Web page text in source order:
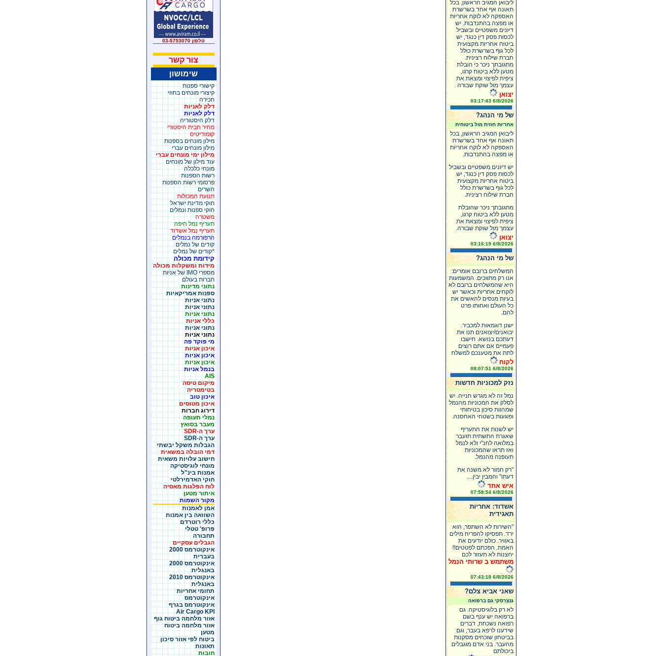
ליבואן המגיב הראשון, בכל
תאונה אף אחד בשרשרת
האספקה לא לוקח אחריות
או מפצה בהתנדבות. יש
דיונים משפטיים ובשביל
לכסות פסק דין כנגד, יש
ביטוח אחריות מקצועית
לכל גוף בשרשרת כולל
חברת שילוח רצינית.
מתגובתך ניכר כי הובלת
מטען ללא ביטוח קרגו,
ציפית לפיצוי ומצאת את
עצמך מול שוקת שבורה .
יצואן
6/8/2026 03:17:43
של מי הנהג?
אחריות חוזית מול ביטוחית
ליבואן המגיב הראשון, בכל
תאונה אף אחד בשרשרת
האספקה לא לוקח אחריות
או מפצה בהתנדבות.
יש דיונים משפטיים ובשביל
לכסות פסק דין כנגד, יש
ביטוח אחריות מקצועית
לכל גוף בשרשרת כולל
חברת שילוח רצינית.
מתגובתך ניכר שהובלת
מטען ללא ביטוח קרגו,
ציפית לפיצוי ומצאת את
עצמך מול שוקת שבורה.
יצואן
6/8/2026 03:16:19
של מי הנהג?
המשלחים ברובם אומרים:
אנו רק מתווכים. המשמעות
היא שהמשלחים ברובם לא
לוקחים אחריות וכאשר יש
בעיות מנסים להאשים את
כל העולם ואחותו פרט
להם.
ישנן דוגמאות למכביר.
יבואנים/יצואנים תנו את
דעתכם בנושא. חישבו
פעמיים אם אתם רוצים
לתת את מטענכם למשלח
לקוח
6/8/2026 08:07:51
נזק למכוניות חדשות
נמל זה לא מגרש חנייה. יש
לסלק את המכוניות מהנמל
שמהוות סיכון בטיחותי
ופוגעות בשטחי האחסנה.
יש לשנות את התעריף
שאגרת התשתית תועבר
במלואה לחנ"י ולא לנמל
ואז תראו שהמכוניות
תעופנה מהנמל.
"רק חמור לא משנה את
דעתו" והמבין יבין....
איש אחד
6/8/2026 07:58:54
אשדוד: אחריות
תאגידית
"השירות לא השתפר, הוא
ירד. תפסיקו להפריח מילים
באוויר. כולם יודעים את
האמת. הפכתם לפטטים!!
יחצנות לא תעזור לכם
משתמש ב שרותי הנמל
6/8/2026 07:43:18
שאני אביא צלם?
גנצרסקי גם ברפואה
לא רק בלוגיסטיקה. גם
ברפואה יש ענף בשם
רפואה נשכחת, דברים
שידענו לרפא בעבר, וגם
בביטחון שוכחים מסקנות
מהעבר. בני אדם מוגבלים
ביכולתם
טלפון 03-5753070
צור קשר
שימושון
קישורי ספנות
קיצורי מונחים בחוזי
חכירה
דלק לאניות
דלק לאניות
דלק היסטוריה
מחיר חבית היסטורי
קומודיטיס
מילון מונחים בספנות
מילון מונחים עברי
מילון ימי מונחים עברי
עוד מילון של מונחים
מונחי כלכלה
רשות הספנות
פרסומי רשות הספנות
השרים
תנועת המכולות
חוקי מדינת ישראל
חוקי ספנות ונמלים
משטרה
תעריף נמל חיפה
תעריף נמל אשדוד
הרפורמה בנמלים
קודים של נמלים
*קודים של נמלים
קידומת מכולה
מידות ומשקלות מכולה
מספרי IMO של אניות
חברות בעולם
נתוני מדינות
ספנות אמריקאיות
נתוני אניות
נתוני אניות
נתוני אניות
כללי אניות
נתוני אניות
נתוני אניות
מי פוקד פה
איכון אניות
איכון אניות
איכון אניות
בנמל אניות
AIS
מיקום טיסה
בטימטריה
איכון טוב
איכון מטוסים
דירוג חברות
נמלי תעופה
מעבר בסואץ
ערך ה-SDR
ערך ה-SDR
הגבלות משקל יבשתי
דמי הובלה במשאית
חישוב עלויות משאית
מונחי לוגיסטיקה
אמנות בינ"ל
חוקי האדמירלטי
לוח הפלגות מאסיה
איתור מטען
מקור השמות
אמן לאמנות
השוואה בין אמנות
כללי רוטרדם
פרופ' טטלי
תחבורה
הגבלים עסקיים
אינקוטרמס 2000
בעברית
אינקוטרמס 2000
באנגלית
אינקוטרמס 2010
באנגלית
תחומי אחריות
אינקוטרמס
אינקוטרמס בגרף
Air Cargo KPI
אזור מלחמה ביטוח גוף
אזור מלחמה ביטוח
מטען
ביטוח לפי אזור סיכון
תאונות
חובות